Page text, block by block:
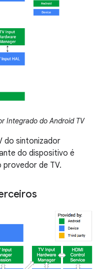
Integrado do Android TV
do sintonizador
do dispositivo é
de TV.